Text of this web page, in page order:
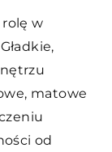
w
matowe
od